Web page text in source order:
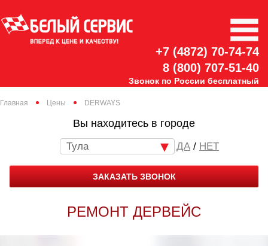
+7 (4872) 70-74-74
8 (800) 707-51-40
Звонок по России бесплатный
Главная Цены DERWAYS
Вы находитесь в городе
Тула / НЕТ
ЗАКАЗАТЬ ЗВОНОК
РЕМОНТ ДЕРВЕЙС